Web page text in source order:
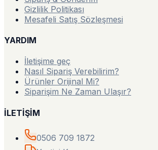
Gizlilik Politikası
Mesafeli Satış Sözleşmesi
YARDIM
İletişime geç
Nasıl Sipariş Verebilirim?
Ürünler Orijinal Mi?
Siparişim Ne Zaman Ulaşır?
İLETİŞİM
0506 709 1872